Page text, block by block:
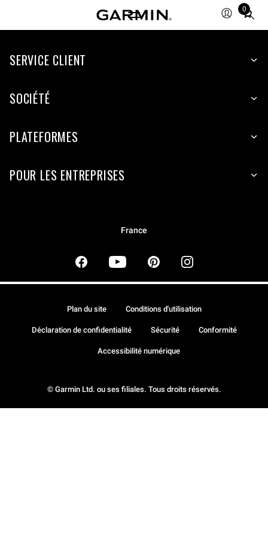
0
Total
items
cart:
SERVICE CLIENT
SOCIÉTÉ
PLATEFORMES
POUR LES ENTREPRISES
France
© Garmin Ltd. ou ses filiales. Tous droits réservés.
Plan du site Conditions d'utilisation
Déclaration de confidentialité Sécurité Conformité
Accessibilité numérique